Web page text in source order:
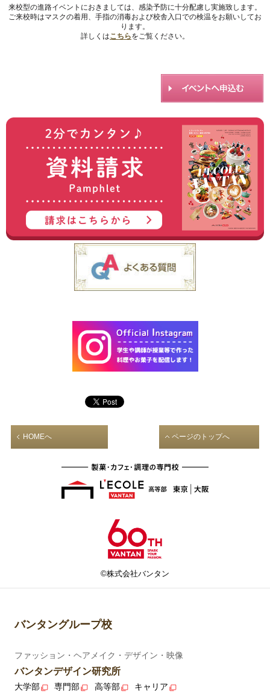
来校型の進路イベントにおきましては、感染予防に十分配慮し実施致します。
ご来校時はマスクの着用、手指の消毒および校舎入口での検温をお願いしてお
ります。
詳しくはこちらをご覧ください。
HOMEへ ページのトップへ
©株式会社バンタン
バンタングループ校
ファッション・ヘアメイク・デザイン・映像
バンタンデザイン研究所
大学部 専門部 高等部 キャリア